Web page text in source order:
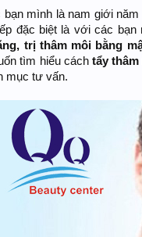
bạn mình là nam giới
đặc biệt là với các
trị thâm môi bằng
tìm hiểu cách tẩy thâm
mục tư vấn.